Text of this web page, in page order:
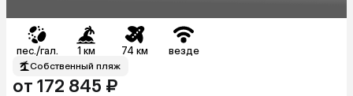
пес./гал. 1 км 74 км везде
Собственный пляж
от 172 845 ₽